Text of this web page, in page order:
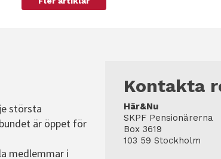
största
är öppet för
medlemmar i
Kontakta
Här&Nu
SKPF Pensionärerna
Box 3619
103 59 Stockholm